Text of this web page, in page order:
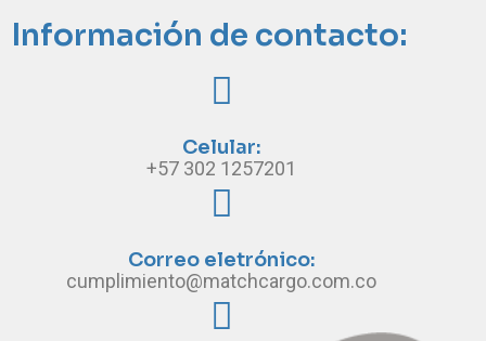
Información de contacto:
Celular:
+57 302 1257201
Correo eletrónico:
cumplimiento@matchcargo.com.co